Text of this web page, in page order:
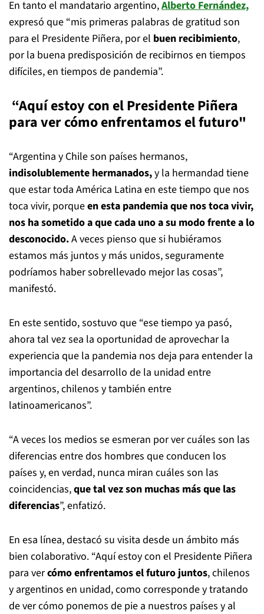
En tanto el mandatario argentino,Alberto Fernández,
expresó que “mis primeras palabras de gratitud son
para el Presidente Piñera, por el buen recibimiento,
por la buena predisposición de recibirnos en tiempos
difíciles, en tiempos de pandemia”.
“Aquí estoy con el Presidente Piñera
para ver cómo enfrentamos el futuro"
“Argentina y Chile son países hermanos,
indisolublemente hermanados,y la hermandad tiene
que estar toda América Latina en este tiempo que nos
toca vivir, porqueen esta pandemia que nos toca vivir,
nos ha sometido a que cada uno a su modo frente a lo
desconocido.A veces pienso que si hubiéramos
estamos más juntos y más unidos, seguramente
podríamos haber sobrellevado mejor las cosas”,
manifestó.
En este sentido, sostuvo que “ese tiempo ya pasó,
ahora tal vez sea la oportunidad de aprovechar la
experiencia que la pandemia nos deja para entender la
importancia del desarrollo de la unidad entre
argentinos, chilenos y también entre
latinoamericanos”.
“A veces los medios se esmeran por ver cuáles son las
diferencias entre dos hombres que conducen los
países y, en verdad, nunca miran cuáles son las
coincidencias,que tal vez son muchas más que las
diferencias”, enfatizó.
En esa línea, destacó su visita desde un ámbito más
bien colaborativo. “Aquí estoy con el Presidente Piñera
para vercómo enfrentamos el futuro juntos, chilenos
y argentinos en unidad, como corresponde y tratando
de ver cómo ponemos de pie a nuestros países y al